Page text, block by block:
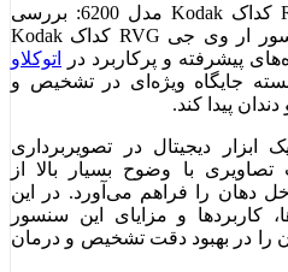
سنسور ار وی جی RVG کداک Kodak مدل 6200: بررسی
ویژگی‌ها و کاربردها سنسور ار وی جی RVG کداک Kodak
اتوکلاو
جایگاه ویژه‌ای در تشخیص و
پیدا کند.
ابزار دیجیتال در تصویربرداری
تصاویری با وضوح بسیار بالا از
دهان را فراهم می‌آورد. در این
کاربردها و مزایای این سنسور
را در بهبود دقت تشخیص و درمان